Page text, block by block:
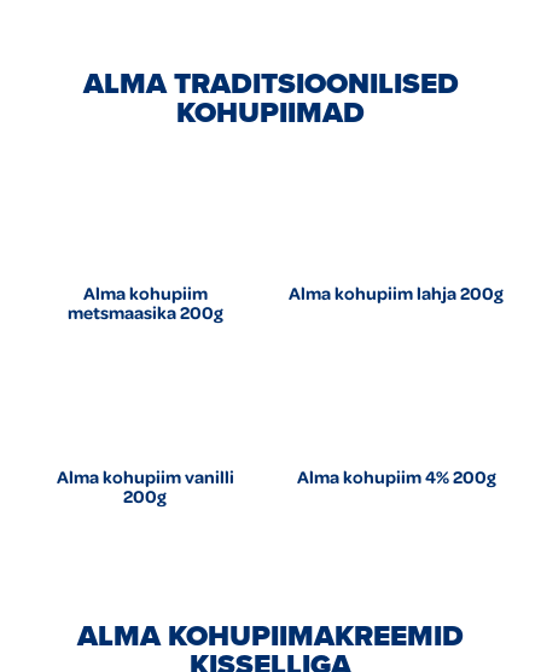
ALMA TRADITSIOONILISED
KOHUPIIMAD
Alma kohupiim
metsmaasika 200g
Alma kohupiim lahja 200g
Alma kohupiim vanilli
200g
Alma kohupiim 4% 200g
ALMA KOHUPIIMAKREEMID